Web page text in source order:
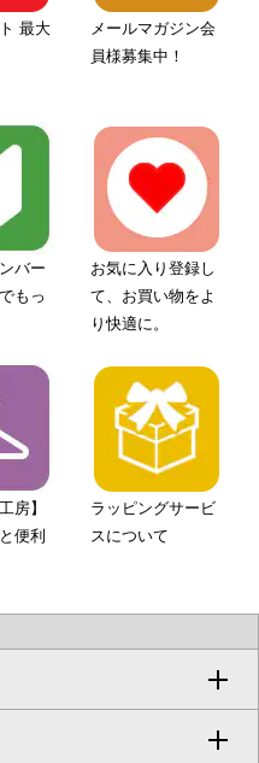
最大
メールマガジン会
員様募集中！
バー
もっ
お気に入り登録し
て、お買い物をよ
り快適に。
房】
便利
ラッピングサービ
スについて